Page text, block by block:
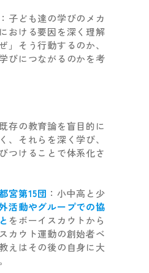
：子ども達の学びのメカ
おける要因を深く理解
」そう行動するのか、
びにつながるのかを考
存の教育論を盲目的に
、それらを深く学び、
つけることで体系化さ
宮第15団 ：小中高と少
活動やグループでの協
をボーイスカウトから
カウト運動の創始者ベ
えはその後の自身に大